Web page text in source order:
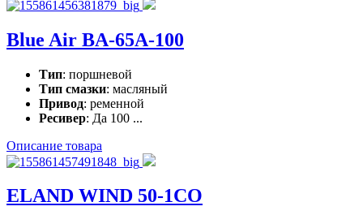
Blue Air BA-65A-100
Тип: поршневой
Тип смазки: масляный
Привод: ременной
Ресивер: Да 100 ...
Описание товара
ELAND WIND 50-1CO